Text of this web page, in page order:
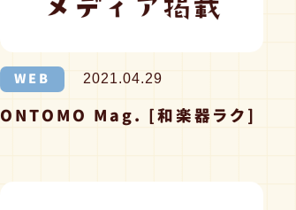
WEB 2021.04.29
ONTOMO Mag. [和楽器ラク]